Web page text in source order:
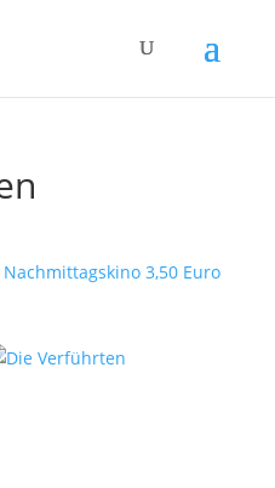
Nachmittagskino 3,50 Euro